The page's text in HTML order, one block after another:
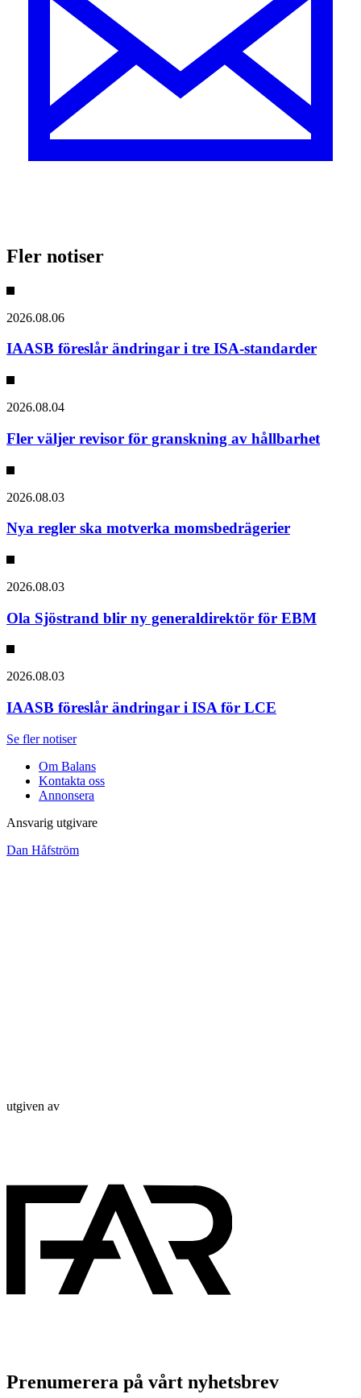
Fler notiser
2026.08.06
IAASB föreslår ändringar i tre ISA-standarder
2026.08.04
Fler väljer revisor för granskning av hållbarhet
2026.08.03
Nya regler ska motverka momsbedrägerier
2026.08.03
Ola Sjöstrand blir ny generaldirektör för EBM
2026.08.03
IAASB föreslår ändringar i ISA för LCE
Se fler notiser
Om Balans
Kontakta oss
Annonsera
Ansvarig utgivare
Dan Håfström
utgiven av
Prenumerera på vårt nyhetsbrev